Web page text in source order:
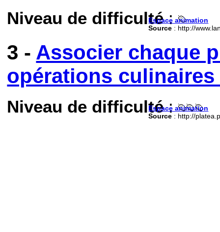
Niveau de difficulté:
Espace animation
Source : http://
3 - Associer chaque
opérations
Niveau de difficulté:
Espace animation
Source : http://